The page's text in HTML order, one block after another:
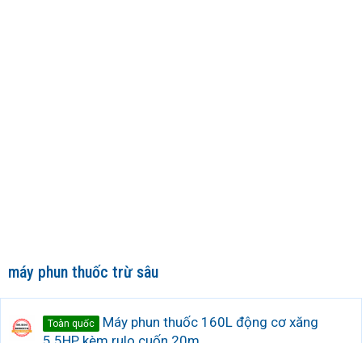
máy phun thuốc trừ sâu
Toàn quốc
Máy phun thuốc 160L động cơ xăng